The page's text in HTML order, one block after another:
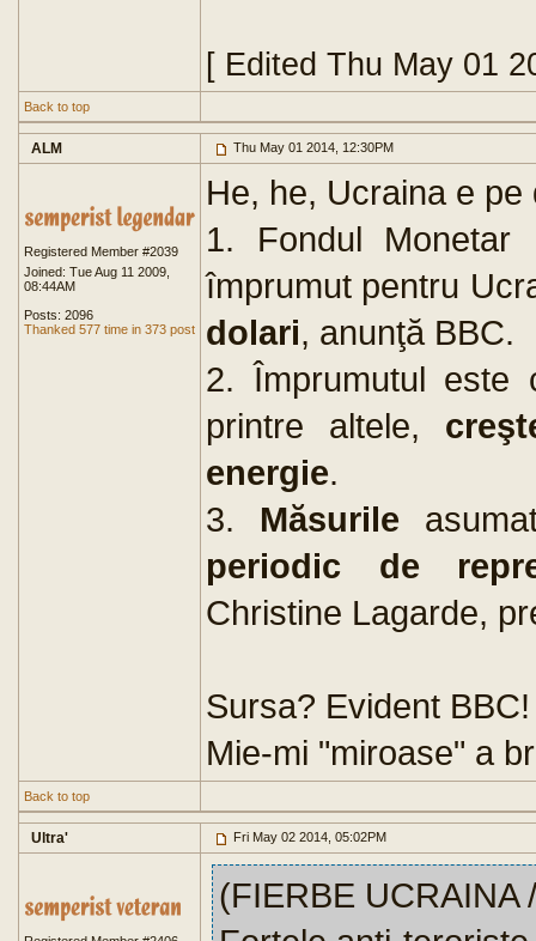
[ Edited Thu May 01
Back to top
ALM Thu May 01 2014, 12:30PM
Registered Member #2039
Joined: Tue Aug 11 2009,
08:44AM
Posts: 2096
Thanked 577 time in 373 post
He, he, Ucraina e
1. Fondul Monetar
împrumut pentru
dolari, anunţă BBC.
2. Împrumutul este
printre altele,
energie.
3. Măsurile
periodic de
Christine Lagarde,
Sursa? Evident BBC!
Mie-mi "miroase" a
Back to top
Ultra' Fri May 02 2014, 05:02PM
(FIERBE UCRAINA